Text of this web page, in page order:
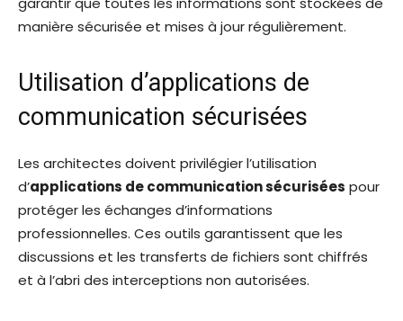
manière sécurisée et mises à jour régulièrement.
Utilisation d’applications de
communication sécurisées
Les architectes doivent privilégier l’utilisation
d’applications de communication sécurisées pour
protéger les échanges d’informations
professionnelles. Ces outils garantissent que les
discussions et les transferts de fichiers sont chiffrés
et à l’abri des interceptions non autorisées.